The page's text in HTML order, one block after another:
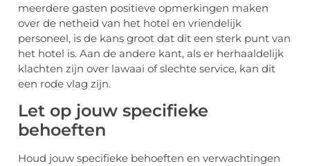
meerdere gasten positieve opmerkingen maken
over de netheid van het hotel en vriendelijk
personeel, is de kans groot dat dit een sterk punt van
het hotel is. Aan de andere kant, als er herhaaldelijk
klachten zijn over lawaai of slechte service, kan dit
een rode vlag zijn.
Let op jouw specifieke
behoeften
Houd jouw specifieke behoeften en verwachtingen